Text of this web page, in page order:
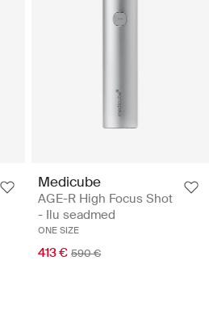
Medicube
AGE-R High Focus Shot
- Ilu seadmed
ONE SIZE
413 € 590 €